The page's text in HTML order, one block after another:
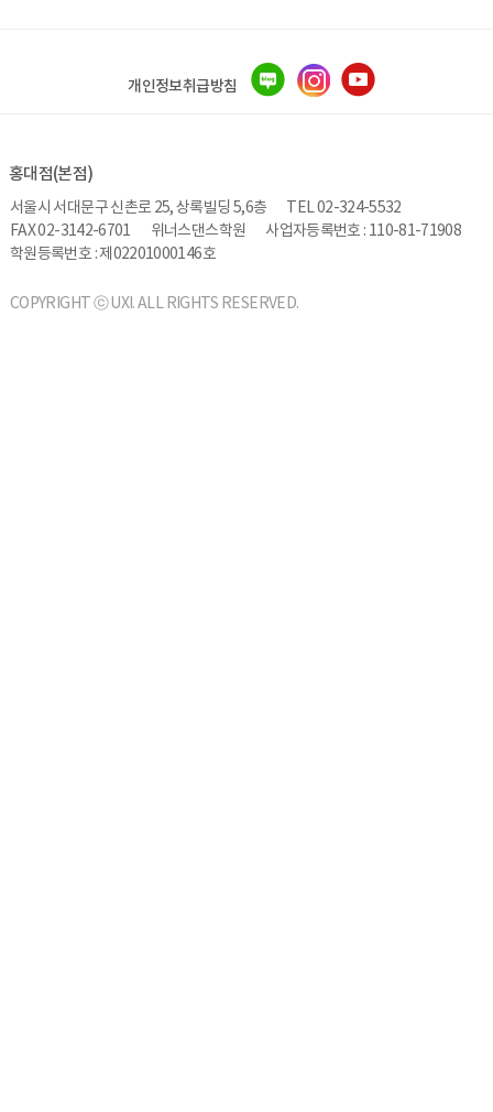
개인정보취급방침
홍대점(본점)
서울시 서대문구 신촌로 25, 상록빌딩 5,6층
TEL 02-324-5532
FAX 02-3142-6701
위너스댄스학원
사업자등록번호 : 110-81-71908
학원등록번호 : 제02201000146호
COPYRIGHT ⓒ UXI. ALL RIGHTS RESERVED.